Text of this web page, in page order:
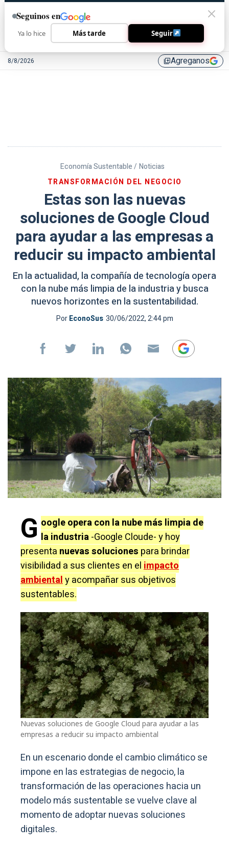
8/8/2026 library_addAgreganos
Economía Sustentable / Noticias
TRANSFORMACIÓN DEL NEGOCIO
Estas son las nuevas
soluciones de Google Cloud
para ayudar a las empresas a
reducir su impacto ambiental
En la actualidad, la compañía de tecnología opera
con la nube más limpia de la industria y busca
nuevos horizontes en la sustentabilidad.
PorEconoSus 30/06/2022, 2:44 pm
G oogle opera con la nube más limpia de
la industria-Google Cloude- y hoy
presenta nuevas soluciones para brindar
visibilidad a sus clientes en elimpacto
ambientaly acompañar sus objetivos
sustentables.
Nuevas soluciones de Google Cloud para ayudar a las
empresas a reducir su impacto ambiental
En un escenario donde el cambio climático se
impone en las estrategias de negocio, la
transformación de las operaciones hacia un
modelo más sustentable se vuelve clave al
momento de adoptar nuevas soluciones
digitales.
Seguinos en
Ya lo hice Más tarde Seguir